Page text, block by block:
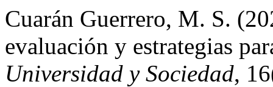
Cuarán Guerrero, M. S.
evaluación y estrategias
Universidad y Sociedad,